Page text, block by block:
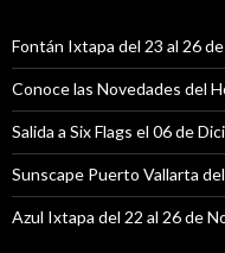
Fontán Ixtapa del 23 al 26
Conoce las Novedades del
Salida a Six Flags el 06 de
Sunscape Puerto Vallarta
Azul Ixtapa del 22 al 26 de